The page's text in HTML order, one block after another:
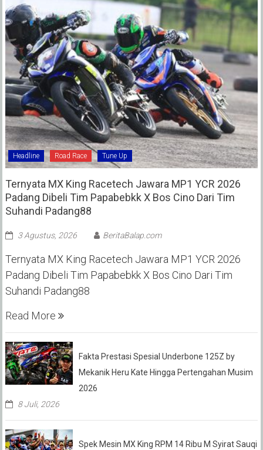
Headline Road Race Tune Up
Ternyata MX King Racetech Jawara MP1 YCR 2026
Padang Dibeli Tim Papabebkk X Bos Cino Dari Tim
Suhandi Padang88
3 Agustus, 2026 BeritaBalap.com
Ternyata MX King Racetech Jawara MP1 YCR 2026
Padang Dibeli Tim Papabebkk X Bos Cino Dari Tim
Suhandi Padang88
Read More
Fakta Prestasi Spesial Underbone 125Z by
Mekanik Heru Kate Hingga Pertengahan Musim
2026
8 Juli, 2026
Spek Mesin MX King RPM 14 Ribu M Syirat Sauqi